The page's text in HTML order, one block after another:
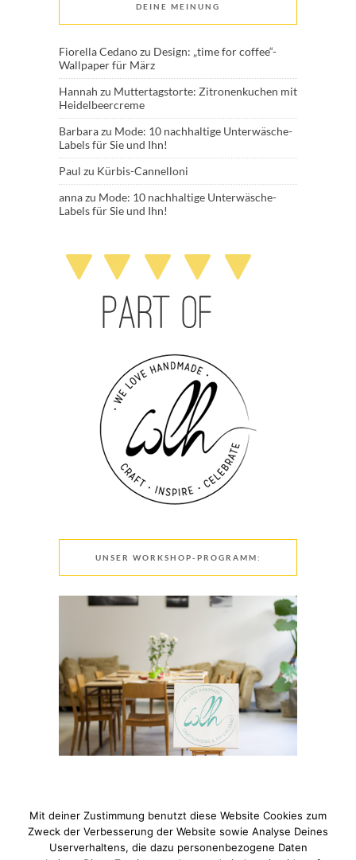
DEINE MEINUNG
Fiorella Cedanozu Design: „time for coffee“-
Wallpaper für März
Hannah zu Muttertagstorte: Zitronenkuchen mit
Heidelbeercreme
Barbarazu Mode: 10 nachhaltige Unterwäsche-
Labels für Sie und Ihn!
Paul zu Kürbis-Cannelloni
annazu Mode: 10 nachhaltige Unterwäsche-
Labels für Sie und Ihn!
UNSER WORKSHOP-PROGRAMM:
Mit deiner Zustimmung benutzt diese Website Cookies zum
Zweck der Verbesserung der Website sowie Analyse Deines
Userverhaltens, die dazu personenbezogene Daten